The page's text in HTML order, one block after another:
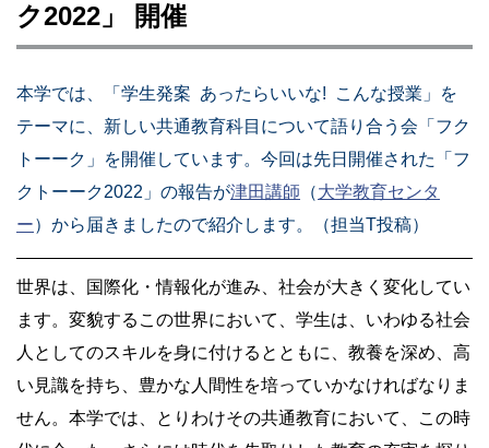
ク2022」 開催
本学では、「学生発案 あったらいいな! こんな授業」を
テーマに、新しい共通教育科目について語り合う会「フク
トーーク」を開催しています。今回は先日開催された「フ
クトーーク2022」の報告が津田講師 （大学教育センタ
ー）から届きましたので紹介します。（担当T投稿）
世界は、国際化・情報化が進み、社会が大きく変化してい
ます。変貌するこの世界において、学生は、いわゆる社会
人としてのスキルを身に付けるとともに、教養を深め、高
い見識を持ち、豊かな人間性を培っていかなければなりま
せん。本学では、とりわけその共通教育において、この時